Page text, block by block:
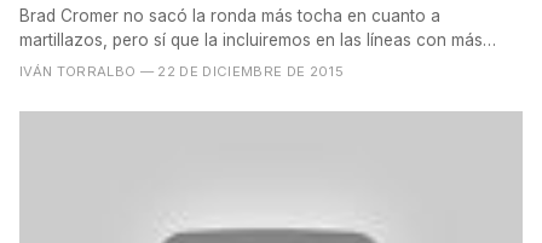
Brad Cromer no sacó la ronda más tocha en cuanto a
martillazos, pero sí que la incluiremos en las líneas con más
estilo...
IVÁN TORRALBO — 22 DE DICIEMBRE DE 2015